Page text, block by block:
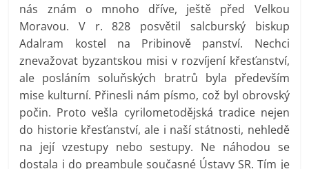
nás znám o mnoho dříve, ještě před Velkou
Moravou. V r. 828 posvětil salcburský biskup
Adalram kostel na Pribinově panství. Nechci
znevažovat byzantskou misi v rozvíjení křesťanství,
ale posláním soluňských bratrů byla především
mise kulturní. Přinesli nám písmo, což byl obrovský
počin. Proto vešla cyrilometodějská tradice nejen
do historie křesťanství, ale i naší státnosti, nehledě
na její vzestupy nebo sestupy. Ne náhodou se
dostala i do preambule současné Ústavy SR. Tím je